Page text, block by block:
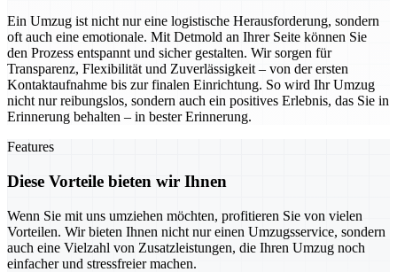
Ein Umzug ist nicht nur eine logistische Herausforderung, sondern
oft auch eine emotionale. Mit Detmold an Ihrer Seite können Sie
den Prozess entspannt und sicher gestalten. Wir sorgen für
Transparenz, Flexibilität und Zuverlässigkeit – von der ersten
Kontaktaufnahme bis zur finalen Einrichtung. So wird Ihr Umzug
nicht nur reibungslos, sondern auch ein positives Erlebnis, das Sie in
Erinnerung behalten – in bester Erinnerung.
Features
Diese Vorteile bieten wir Ihnen
Wenn Sie mit uns umziehen möchten, profitieren Sie von vielen
Vorteilen. Wir bieten Ihnen nicht nur einen Umzugsservice, sondern
auch eine Vielzahl von Zusatzleistungen, die Ihren Umzug noch
einfacher und stressfreier machen.